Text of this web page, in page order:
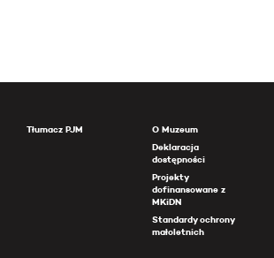
Tłumacz PJM
O Muzeum
Deklaracja
dostępności
Projekty
dofinansowane z
MKiDN
Standardy ochrony
małoletnich